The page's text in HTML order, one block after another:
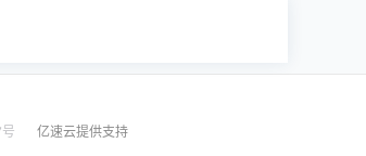
亿速云提供支持